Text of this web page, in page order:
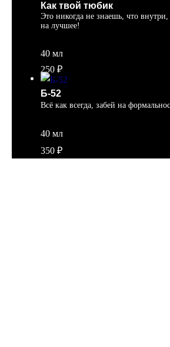
Как твой тюбик
Это никогда не знаешь, что внутри,
на лучшее!
40 мл
250₽
Б-52
Всё как всегда, забей на
40 мл
350₽